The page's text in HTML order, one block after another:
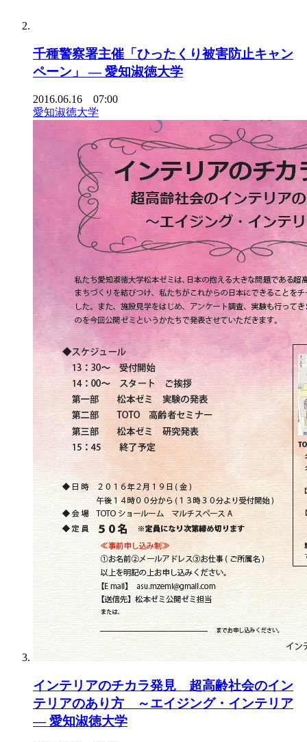
千種警察署主催「ひったくり被害防止キャン
ペーン」 — 愛知淑徳大学
2016.06.16 07:00
愛知淑徳大学
インテリアのチカラ発見 超高齢社会のイン
テリアのあり方 ～エイジング・インテリア
— 愛知淑徳大学